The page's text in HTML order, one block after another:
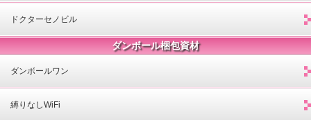
ドクターセノビル
ダンボール梱包資材
ダンボールワン
縛りなしWiFi